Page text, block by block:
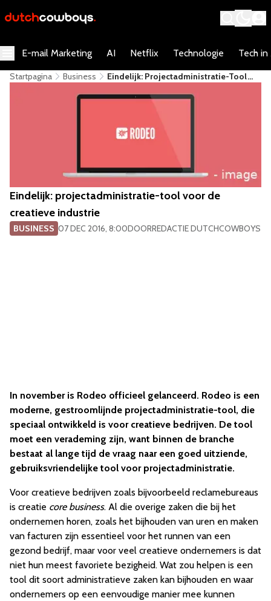
E-mail Marketing AI Netflix Technologie Tech in
Startpagina Business
Eindelijk: Projectadministratie-Tool
Eindelijk: projectadministratie-tool voor de
creatieve industrie
BUSINESS 07 DEC 2016, 8:00DOORREDACTIE DUTCHCOWBOYS
In november is Rodeo officieel gelanceerd. Rodeo is een
moderne, gestroomlijnde projectadministratie-tool, die
speciaal ontwikkeld is voor creatieve bedrijven. De tool
moet een verademing zijn, want binnen de branche
bestaat al lange tijd de vraag naar een goed uitziende,
gebruiksvriendelijke tool voor projectadministratie.
Voor creatieve bedrijven zoals bijvoorbeeld reclamebureaus
is creatie core business. Al die overige zaken die bij het
ondernemen horen, zoals het bijhouden van uren en maken
van facturen zijn essentieel voor het runnen van een
gezond bedrijf, maar voor veel creatieve ondernemers is dat
niet hun meest favoriete bezigheid. Wat zou helpen is een
tool dit soort administratieve zaken kan bijhouden en waar
ondernemers op een eenvoudige manier mee kunnen